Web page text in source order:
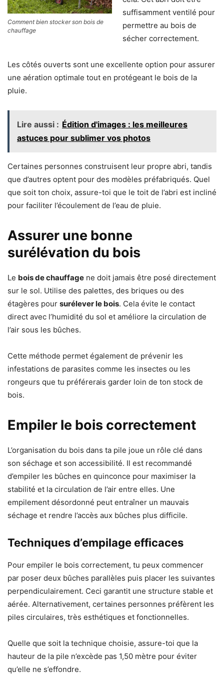
Comment bien stocker son bois de
chauffage
suffisamment ventilé pour
permettre au bois de
sécher correctement.
Les côtés ouverts sont une excellente option pour assurer
une aération optimale tout en protégeant le bois de la
pluie.
Lire aussi : Édition d'images : les meilleures
astuces pour sublimer vos photos
Certaines personnes construisent leur propre abri, tandis
que d’autres optent pour des modèles préfabriqués. Quel
que soit ton choix, assure-toi que le toit de l’abri est incliné
pour faciliter l’écoulement de l’eau de pluie.
Assurer une bonne
surélévation du bois
Le bois de chauffage ne doit jamais être posé directement
sur le sol. Utilise des palettes, des briques ou des
étagères pour surélever le bois. Cela évite le contact
direct avec l’humidité du sol et améliore la circulation de
l’air sous les bûches.
Cette méthode permet également de prévenir les
infestations de parasites comme les insectes ou les
rongeurs que tu préférerais garder loin de ton stock de
bois.
Empiler le bois correctement
L’organisation du bois dans ta pile joue un rôle clé dans
son séchage et son accessibilité. Il est recommandé
d’empiler les bûches en quinconce pour maximiser la
stabilité et la circulation de l’air entre elles. Une
empilement désordonné peut entraîner un mauvais
séchage et rendre l’accès aux bûches plus difficile.
Techniques d’empilage efficaces
Pour empiler le bois correctement, tu peux commencer
par poser deux bûches parallèles puis placer les suivantes
perpendiculairement. Ceci garantit une structure stable et
aérée. Alternativement, certaines personnes préfèrent les
piles circulaires, très esthétiques et fonctionnelles.
Quelle que soit la technique choisie, assure-toi que la
hauteur de la pile n’excède pas 1,50 mètre pour éviter
qu’elle ne s’effondre.